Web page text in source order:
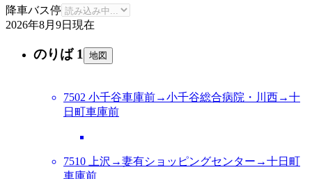
降車バス停
2026年8月9日 現在
のりば 1 地図
7502 小千谷車庫前→小千谷総合病院・川西→十
日町車庫前
7510 上沢→妻有ショッピングセンター→十日町
車庫前